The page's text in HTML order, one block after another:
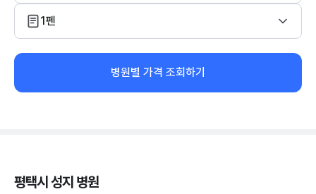
1펜
병원별 가격 조회하기
평택시 성지 병원